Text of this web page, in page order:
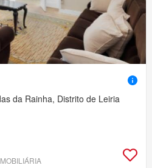
da Rainha, Distrito de Leiria